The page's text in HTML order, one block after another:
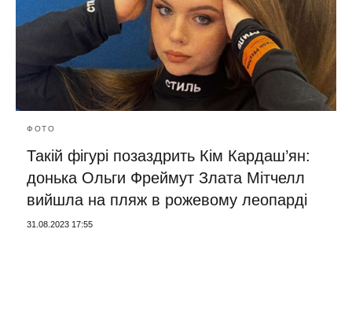
ФОТО
Такій фігурі позаздрить Кім Кардаш’ян:
донька Ольги Фреймут Злата Мітчелл
вийшла на пляж в рожевому леопарді
31.08.2023 17:55